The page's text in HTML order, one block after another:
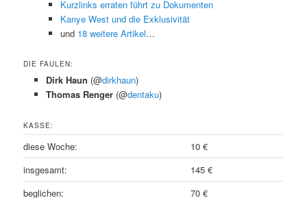
Kurzlinks erraten führt zu Dokumenten
Kanye West und die Exklusivität
und 18 weitere Artikel…
DIE FAULEN:
Dirk Haun (@dirkhaun)
Thomas Renger (@dentaku)
KASSE:
diese Woche:
10 €
insgesamt:
145 €
beglichen:
70 €